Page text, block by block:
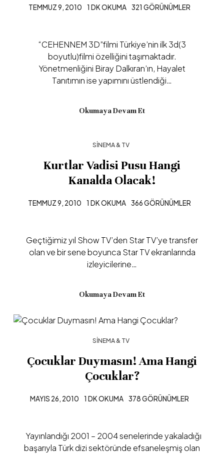
TEMMUZ 9, 2010 1 DK OKUMA 321 GÖRÜNÜMLER
“CEHENNEM 3D”filmi Türkiye’nin ilk 3d(3
boyutlu)filmi özelliğini taşımaktadır.
Yönetmenliğini Biray Dalkıran’ın, Hayalet
Tanıtımın ise yapımını üstlendiği…
Okumaya Devam Et
SINEMA & TV
Kurtlar Vadisi Pusu Hangi
Kanalda Olacak!
TEMMUZ 9, 2010 1 DK OKUMA 366 GÖRÜNÜMLER
Geçtiğimiz yıl Show TV’den Star TV’ye transfer
olan ve bir sene boyunca Star TV ekranlarında
izleyicilerine…
Okumaya Devam Et
SINEMA & TV
Çocuklar Duymasın! Ama Hangi
Çocuklar?
MAYIS 26, 2010 1 DK OKUMA 378 GÖRÜNÜMLER
Yayınlandığı 2001 – 2004 senelerinde yakaladığı
başarıyla Türk dizi sektöründe efsaneleşmiş olan